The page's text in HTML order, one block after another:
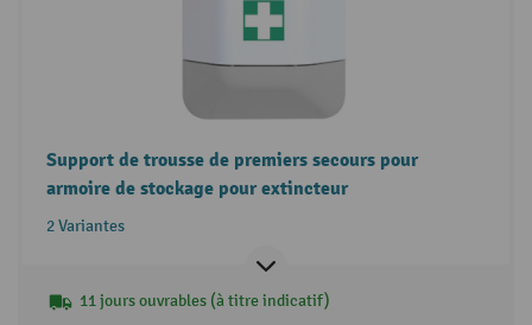
Support de trousse de premiers secours pour
armoire de stockage pour extincteur
2 Variantes
11 jours ouvrables (à titre indicatif)